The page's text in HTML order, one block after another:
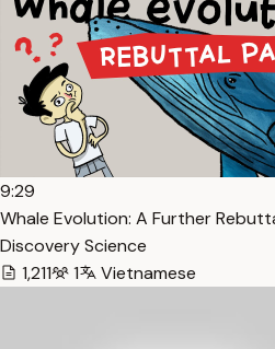
9:29
Whale Evolution: A Further
Discovery Science
1,211
1 Vietnamese